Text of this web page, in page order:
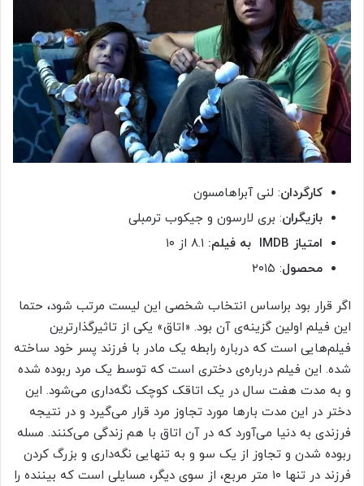
کارگردان: لنی آبراهامسون
بازیگران: بری لارسون و جیکوب ترمبلی
امتیاز IMDB به فیلم:
محصول: ۲۰۱۵
اگر قرار بود براساس انتخاب شخصی این لیست مرتب شود، حتما
این فیلم اولین گزینه‌ی آن بود. «اتاق» یکی از تاثیرگذارترین
فیلم‌هایی است که درباره رابطه یک مادر با فرزند پسر خود ساخته
شده. این فیلم درباره‌ی دختری است که توسط یک مرد ربوده شده
و به مدت هفت سال در یک اتاقک کوچک نگه‌داری می‌شود. این
دختر در این مدت بارها مورد تجاوز مرد قرار می‌گیرد و در نتیجه
فرزندی به دنیا می‌آورد که در آن اتاق با هم زندگی می‌کنند. مسله
ربوده شدن و تجاوز از یک سو و به تنهایی نگه‌داری و بزرگ کردن
فرزند در تنها ۱۰ متر مربع، از سوی دیگر، مسایلی است که بیننده را